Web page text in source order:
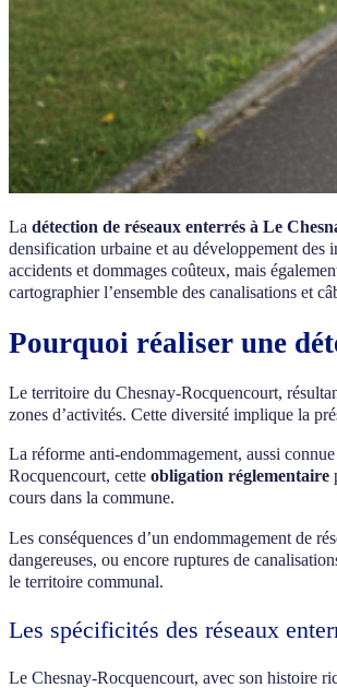
La détection de réseaux enterrés à Le
densification urbaine et au développement des
accidents et dommages coûteux, mais
cartographier l’ensemble des canalisations et
Pourquoi réaliser une
Le territoire du Chesnay-Rocquencourt,
zones d’activités. Cette diversité implique la
La réforme anti-endommagement, aussi
Rocquencourt, cette obligation réglementaire
cours dans la commune.
Les conséquences d’un endommagement de
dangereuses, ou encore ruptures de
le territoire communal.
Les spécificités des réseaux
Le Chesnay-Rocquencourt, avec son histoire